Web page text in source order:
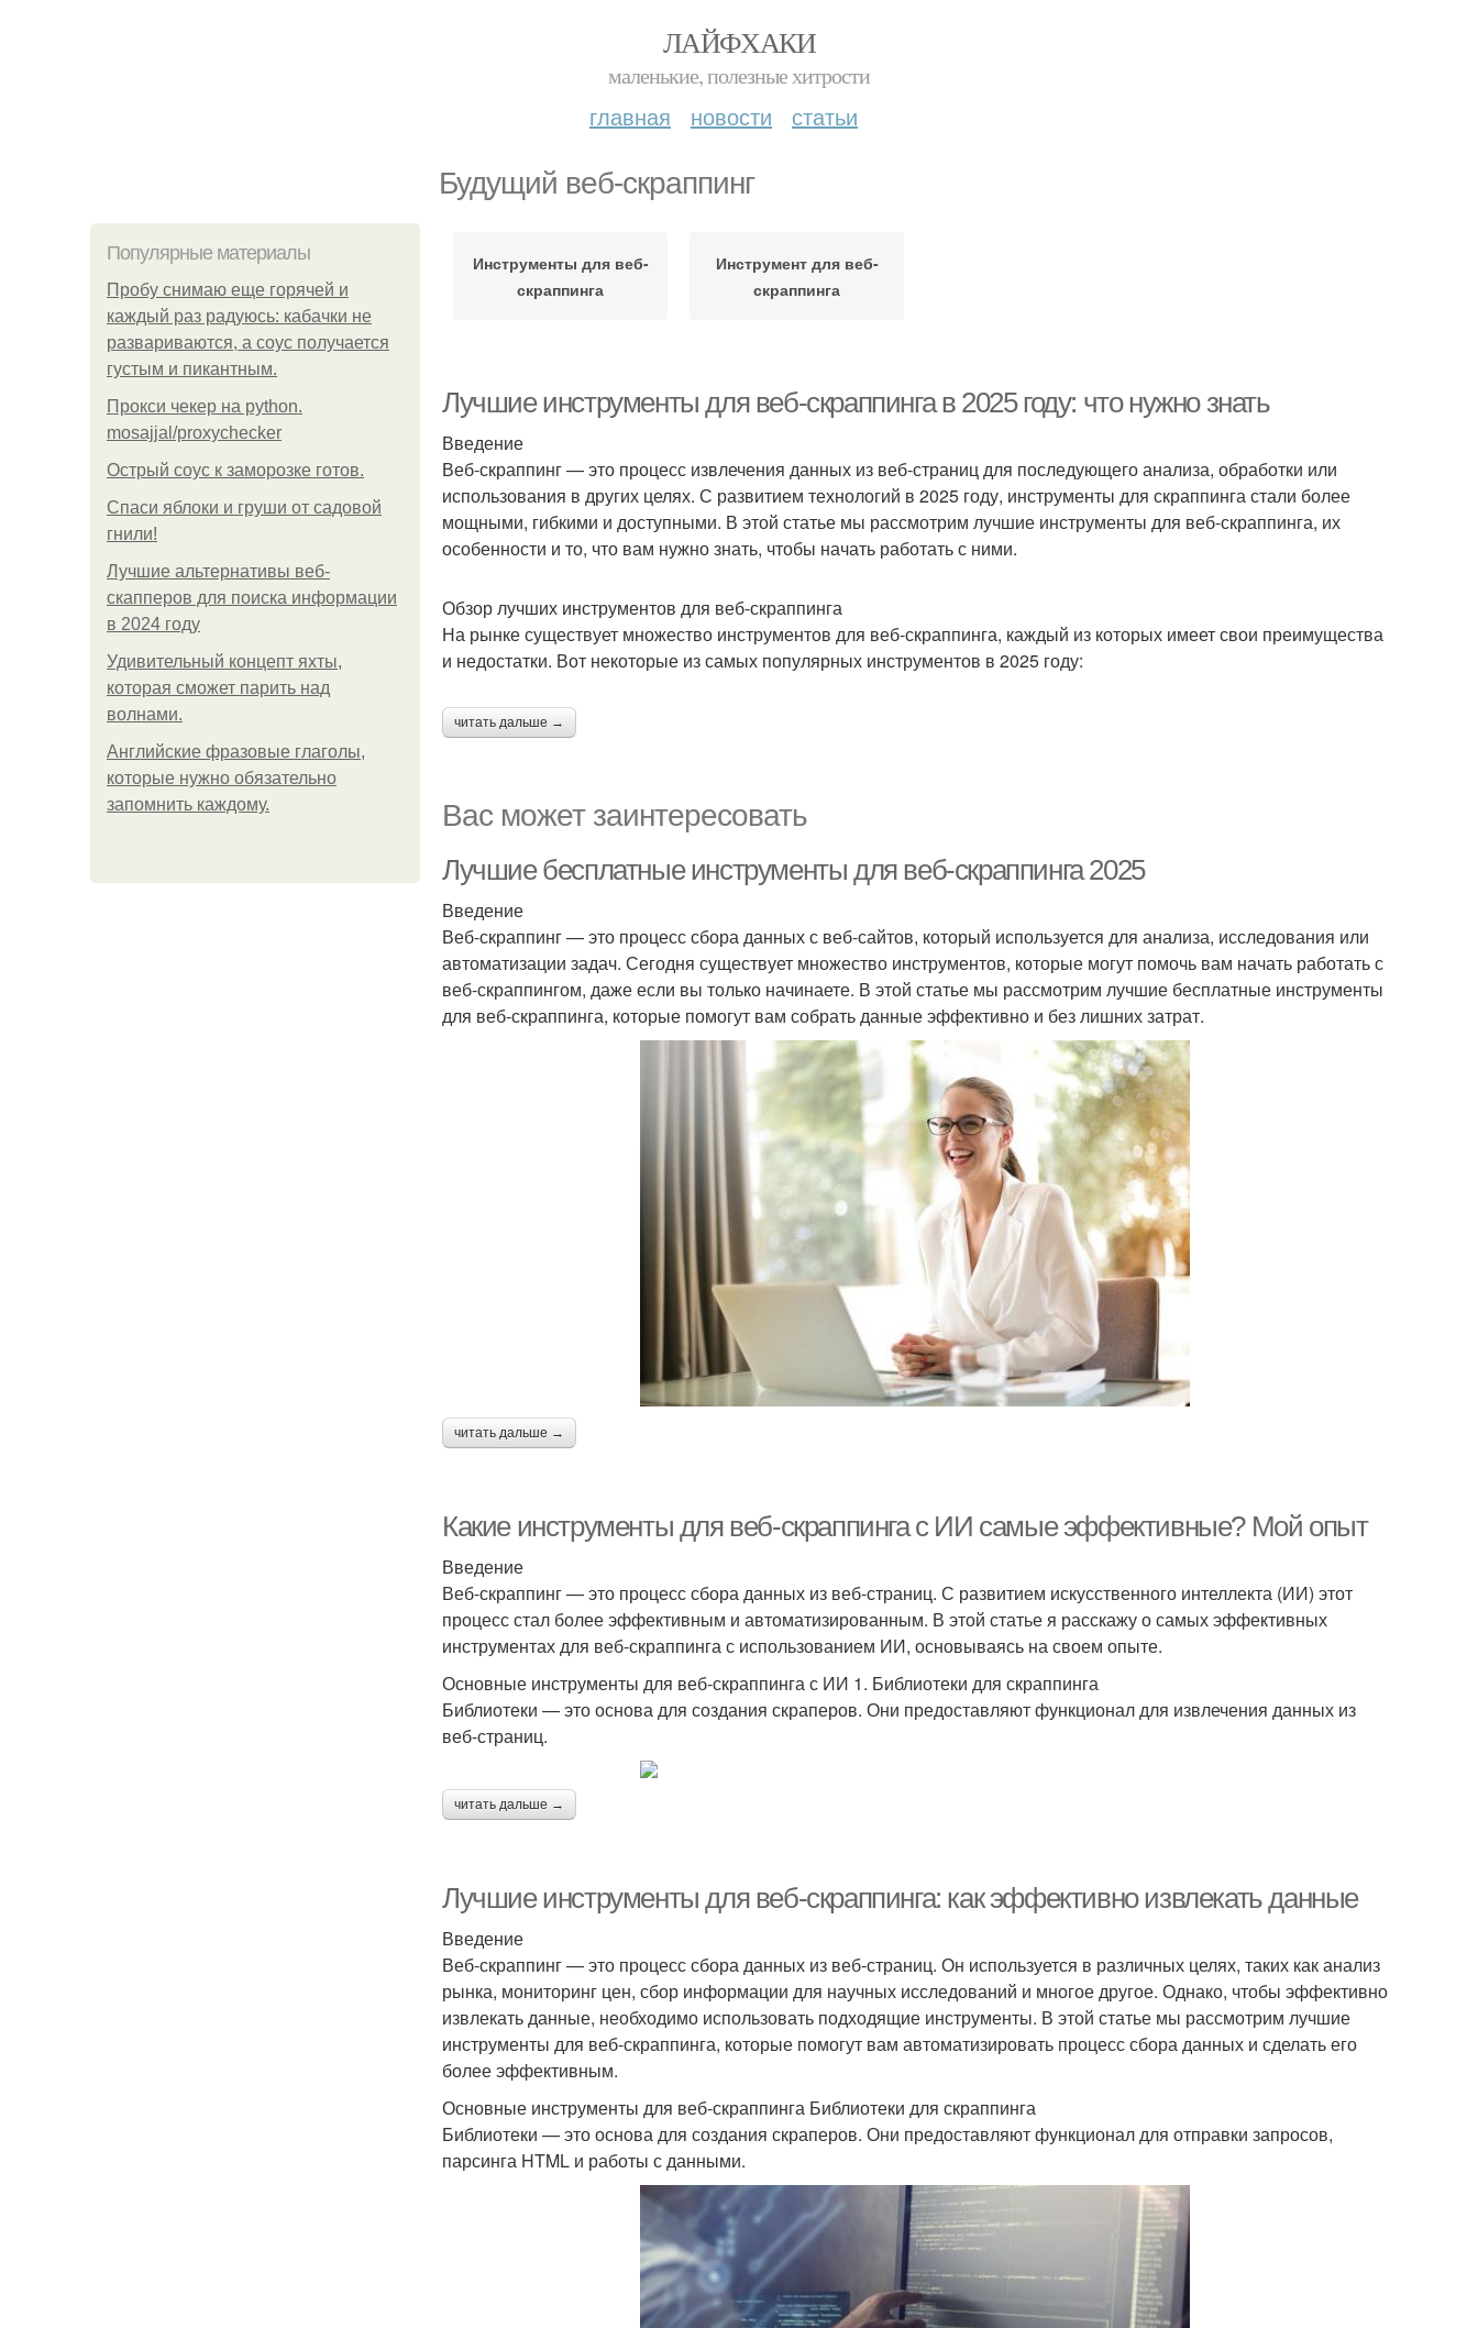
ЛАЙФХАКИ
маленькие, полезные хитрости
главная новости статьи
Будущий веб-скраппинг
Популярные материалы
Пробу снимаю еще горячей и
каждый раз радуюсь: кабачки не
развариваются, а соус получается
густым и пикантным.
Прокси чекер на python.
mosajjal/proxychecker
Острый соус к заморозке готов.
Спаси яблоки и груши от садовой
гнили!
Лучшие альтернативы веб-
скапперов для поиска информации
в 2024 году
Удивительный концепт яхты,
которая сможет парить над
волнами.
Английские фразовые глаголы,
которые нужно обязательно
запомнить каждому.
Инструменты для веб-
скраппинга
Инструмент для веб-
скраппинга
Лучшие инструменты для веб-скраппинга в 2025 году: что нужно знать
Введение
Веб-скраппинг — это процесс извлечения данных из веб-страниц для последующего анализа, обработки или
использования в других целях. С развитием технологий в 2025 году, инструменты для скраппинга стали более
мощными, гибкими и доступными. В этой статье мы рассмотрим лучшие инструменты для веб-скраппинга, их
особенности и то, что вам нужно знать, чтобы начать работать с ними.
Обзор лучших инструментов для веб-скраппинга
На рынке существует множество инструментов для веб-скраппинга, каждый из которых имеет свои преимущества
и недостатки. Вот некоторые из самых популярных инструментов в 2025 году:
читать дальше →
Вас может заинтересовать
Лучшие бесплатные инструменты для веб-скраппинга 2025
Введение
Веб-скраппинг — это процесс сбора данных с веб-сайтов, который используется для анализа, исследования или
автоматизации задач. Сегодня существует множество инструментов, которые могут помочь вам начать работать с
веб-скраппингом, даже если вы только начинаете. В этой статье мы рассмотрим лучшие бесплатные инструменты
для веб-скраппинга, которые помогут вам собрать данные эффективно и без лишних затрат.
читать дальше →
Какие инструменты для веб-скраппинга с ИИ самые эффективные? Мой опыт
Введение
Веб-скраппинг — это процесс сбора данных из веб-страниц. С развитием искусственного интеллекта (ИИ) этот
процесс стал более эффективным и автоматизированным. В этой статье я расскажу о самых эффективных
инструментах для веб-скраппинга с использованием ИИ, основываясь на своем опыте.
Основные инструменты для веб-скраппинга с ИИ 1. Библиотеки для скраппинга
Библиотеки — это основа для создания скраперов. Они предоставляют функционал для извлечения данных из
веб-страниц.
читать дальше →
Лучшие инструменты для веб-скраппинга: как эффективно извлекать данные
Введение
Веб-скраппинг — это процесс сбора данных из веб-страниц. Он используется в различных целях, таких как анализ
рынка, мониторинг цен, сбор информации для научных исследований и многое другое. Однако, чтобы эффективно
извлекать данные, необходимо использовать подходящие инструменты. В этой статье мы рассмотрим лучшие
инструменты для веб-скраппинга, которые помогут вам автоматизировать процесс сбора данных и сделать его
более эффективным.
Основные инструменты для веб-скраппинга Библиотеки для скраппинга
Библиотеки — это основа для создания скраперов. Они предоставляют функционал для отправки запросов,
парсинга HTML и работы с данными.